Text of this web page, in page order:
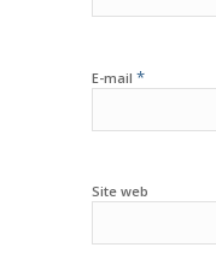
E-mail *
Site web